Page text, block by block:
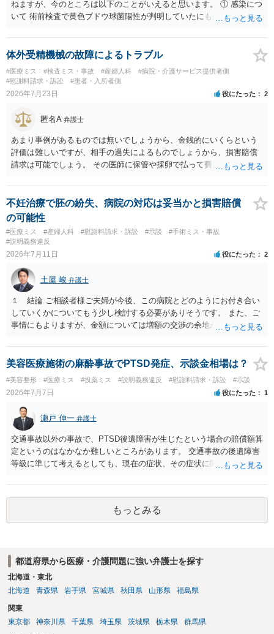
ねますが、今のところは以下のことがいえると思います。 ① 感染につ
いて 術前検査で黄色ブドウ球菌陽性が判明していたにもかかわらず、
的な医療水準に照らして相当でないと判断された場合には、相手方の
過失が認められる可能性があります。 当時の標準的な医療水準につい
仮に左右でリスクが著しくことなるという事実が立証できるのであれ
ば、それに関する説明や選択の機会が与えられなかったことは、説明
挙上について 施術内容に「鼻孔緑挙上」が含まれる合意がある事実
と、それを相手方が勝手に取りやめた事実を立証できれば、債務不履
行責任を追及できる可能性があります。 また術中の変更可能性に関す
る事前の説明がなされていないのであれば、説明義務違反にあたり、
これについても損害賠償請求できる可能性があります。 詳しくは、術
鼻孔緑挙上が実施内容として記載されている事実は、施術内容に鼻孔
緑挙上が含まれる合意がある事実を推認させる事実になると思われま
す。 ④当初の手術費用の返金や、他院での修正手術費用についても補
償を求めることが可能かについて 上記①〜③で記載された相手方の過
失又は債務不履行（他に過失又は債務不履行がある場合はそれも含
む）が認定され、それらと損害（当初の手術費用や他院での修正手術
費用）との間に相当因果関係が認められる場合は、補償を求めること
は可能です。 以上です。 何かあればご連絡ください。
体外受精機械の故障によるトラブル
#医療ミス #検査ミス・事故 #産婦人科
#病院・介護サービス提供者側
#慰謝料請求・訴訟
#患者・入所者側
2026年7月23日 役にたった 2
匿名A 弁護士
あまり事例があるものでは無いでしょうから、金銭的にいくらという
評価は難しいですが、相手の過失によるものでしょうから、損害賠償
請求は可能でしょう。 その医師に保管や採卵で払って費用の返金＋α
思います。
不妊治療で胚の紛失、病院の対応は妥当かと損害賠償
の可能性
#医療ミス #産婦人科 #慰謝料請求・訴訟 #示談
#手術ミス・事故
#説明義務違反
2026年7月11日 役にたった 2
土屋 峻 弁護士
１ 結論 ご相談者様ご夫婦が今後、この病院とどのようにお付き合い
していくかについてもう少し検討する必要がありそうです。 また、ご
事情にもよりますが、金額については増額の交渉の余地がありそうで
への不信感や失望のお気持ちがあろうかと存じます。他方で、「今後
の採卵・培養・凍結工程で、今回関わった培養士を自分たちの治療に
関与させないよう求める」ご意向があるのであれば、今後この病院で
の不妊治療を継続するお考えがあるように思われます。仮に、今後も
この病院での不妊治療を継続するのであれば、解決の方法として訴訟
は選択しづらく、交渉ベースでの解決が望ましいでしょう。 その上
で、病院の提案内容を検討すると、約５万３千円の内訳は、６個分の
培養・凍結費用の保険負担分とのことですから、今回失われた胚盤胞
のみならず、維持されている５個分の胚盤胞についても病院負担とし
ており、この点は病院の譲歩部分と評価できるでしょう（診療報酬点
数K917参照）。 他方で、４ＢＡというグレードが高い胚盤胞の移植が
叶わなくなったことについては、慰謝料を主張したいところです。こ
の点、ご相談者様ご夫婦、特に奥様のご年齢は、主張内容に影響を及
ぼす要因となるでしょう。すなわち、加齢による妊孕性の低下や治療
開始時43歳未満という保険適用の制約からすれば、ご年齢が高ければ
がより大きくなると評価できるからです。 このように見積もられる慰
しょう。そうすると、金額については増額が見込まれるます。 以上述
べましたが、不妊治療における通院頻度、通院のタイミングの限定性
や診察、侵襲等の身体への負荷等の様々な負担は、相当程度女性側の
方が高いでしょう。奥様が（文面からご相談者様はご主人様と拝察し
美容医療施術の麻酔事故でPTSD発症、示談金相場は？
#美容整形 #医療ミス #投薬ミス #説明義務違反 #慰謝料請求・訴訟 #示談
2026年7月7日 役にたった 1
瀬戸 伸一 弁護士
交通事故以外の事故で、PTSD後遺障害が生じたという場合の賠償額算
定というのはなかなか難しいところがあります。 交通事故の後遺障害
等級に準じて考えるとしても、現在の症状、その症状に関する医療記
ず、あっても、一定の検討をしないと算定は難しいと思いますので、
一般的には無料相談で確度の高い回答は得られないと思われます。 現
在の提案額で不満という場合、一般的には弁護士に依頼をして訴訟と
いう手続きをとったほうが、時間と手間はかかりますが、賠償額は多
もっとみる
都道府県から医療・介護問題に強い弁護士を探す
北海道・東北
北海道
青森県 岩手県 宮城県 秋田県 山形県 福島県
関東
東京都
神奈川県 千葉県 埼玉県 茨城県 栃木県 群馬県